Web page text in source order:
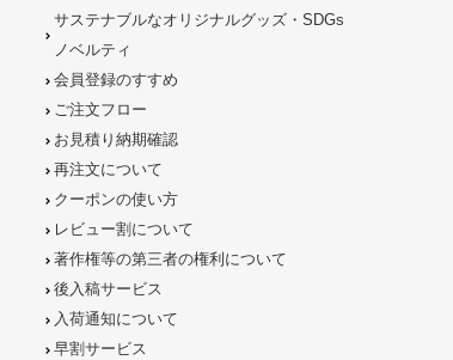
サステナブルなオリジナルグッズ・SDGs
ノベルティ
会員登録のすすめ
ご注文フロー
お見積り納期確認
再注文について
クーポンの使い方
レビュー割について
著作権等の第三者の権利について
後入稿サービス
入荷通知について
早割サービス